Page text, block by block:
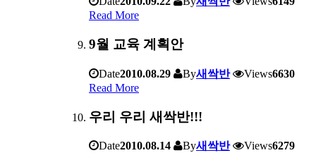
Read More
9월 교육 계획안
Date2010.08.29 By새싹반 Views6630
Read More
우리 우리 새싹반!!!
Date2010.08.14 By새싹반 Views6279